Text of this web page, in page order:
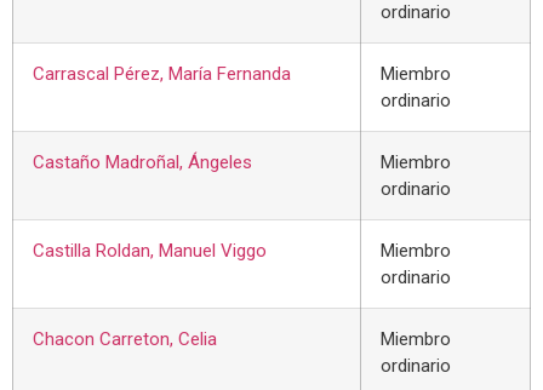
ordinario
Carrascal Pérez, María Fernanda
Miembro
ordinario
Castaño Madroñal, Ángeles
Miembro
ordinario
Castilla Roldan, Manuel Viggo
Miembro
ordinario
Chacon Carreton, Celia
Miembro
ordinario